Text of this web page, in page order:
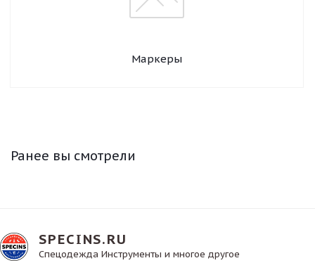
Маркеры
Ранее вы смотрели
SPECINS.RU
Спецодежда Инструменты и многое другое